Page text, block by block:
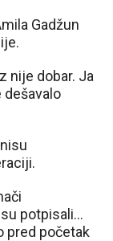
Gadžun
nije dobar. Ja
dešavalo
potpisali…
pred početak